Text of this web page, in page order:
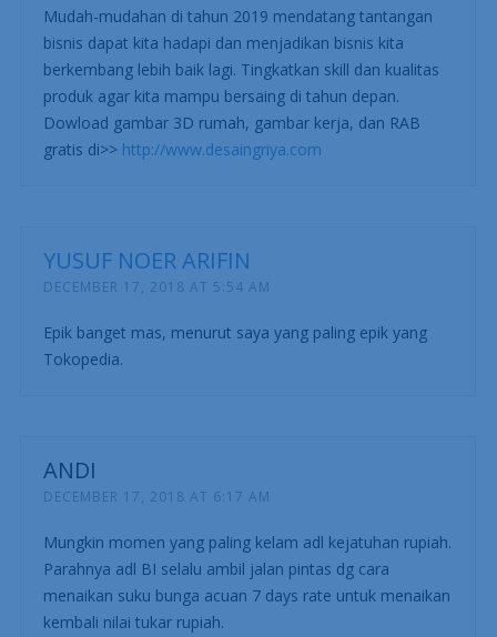
Mudah-mudahan di tahun 2019 mendatang tantangan
bisnis dapat kita hadapi dan menjadikan bisnis kita
berkembang lebih baik lagi. Tingkatkan skill dan kualitas
produk agar kita mampu bersaing di tahun depan.
Dowload gambar 3D rumah, gambar kerja, dan RAB
gratis di>> http://www.desaingriya.com
YUSUF NOER ARIFIN
DECEMBER 17, 2018 AT 5:54 AM
Epik banget mas, menurut saya yang paling epik yang
Tokopedia.
ANDI
DECEMBER 17, 2018 AT 6:17 AM
Mungkin momen yang paling kelam adl kejatuhan rupiah.
Parahnya adl BI selalu ambil jalan pintas dg cara
menaikan suku bunga acuan 7 days rate untuk menaikan
kembali nilai tukar rupiah.